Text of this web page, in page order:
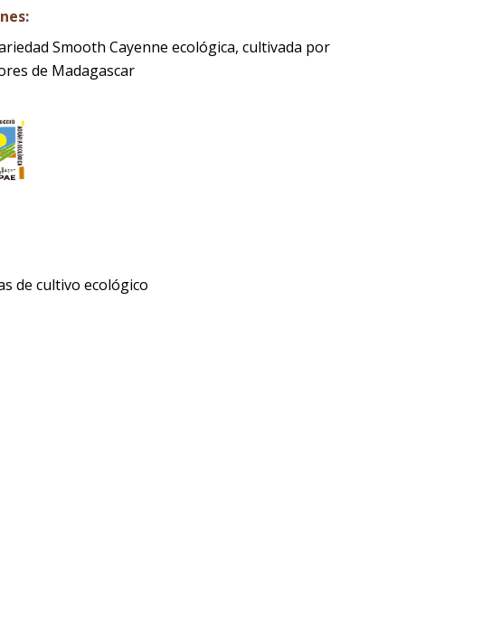
Smooth Cayenne ecológica, cultivada por
de Madagascar
de cultivo ecológico